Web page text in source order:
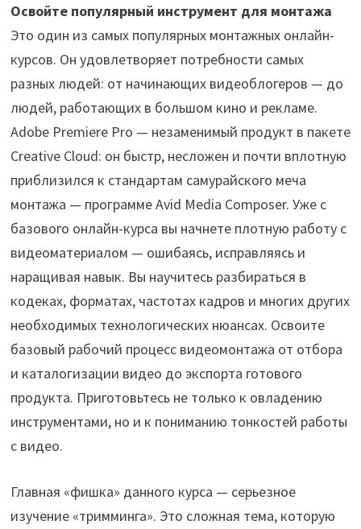
Освойте популярный инструмент для монтажа
Это один из самых популярных монтажных онлайн-
курсов. Он удовлетворяет потребности самых
разных людей: от начинающих видеоблогеров — до
людей, работающих в большом кино и рекламе.
Adobe Premiere Pro — незаменимый продукт в пакете
Creative Cloud: он быстр, несложен и почти вплотную
приблизился к стандартам самурайского меча
монтажа — программе Avid Media Composer. Уже с
базового онлайн-курса вы начнете плотную работу с
видеоматериалом — ошибаясь, исправляясь и
наращивая навык. Вы научитесь разбираться в
кодеках, форматах, частотах кадров и многих других
необходимых технологических нюансах. Освоите
базовый рабочий процесс видеомонтажа от отбора
и каталогизации видео до экспорта готового
продукта. Приготовьтесь не только к овладению
инструментами, но и к пониманию тонкостей работы
с видео.
Главная «фишка» данного курса — серьезное
изучение «тримминга». Это сложная тема, которую